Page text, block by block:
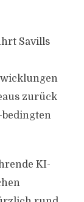
Savills
zurück
KI-